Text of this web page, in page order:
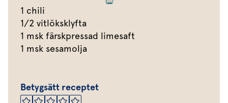
1 chili
1/2 vitlöksklyfta
1 msk färskpressad limesaft
1 msk sesamolja
Betygsätt receptet